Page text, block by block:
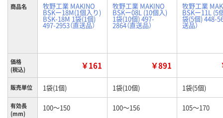
商品名 牧野工業 MAKINO
BSKー18M(1個入り)
BSK-18M 1袋(1個)
497-2953（直送品）
牧野工業 MAKINO
BSKー08L (10個入)
1袋(10個) 497-
2864（直送品）
牧野工業
BSKー11L (5
袋(5個) 448-
送品）
価格
(税込)
￥161 ￥891
販売単位 1袋(1個) 1袋(10個) 1袋(5個)
有効長
(mm)
100～150 100～156 105～170